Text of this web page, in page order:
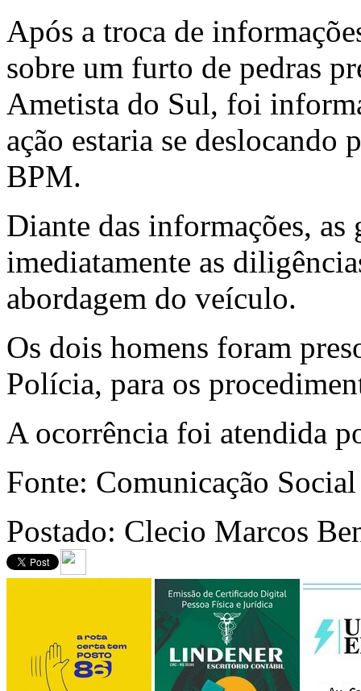
Após a troca de
sobre um furto de pedras
Ametista do Sul, foi
ação estaria se deslocando
BPM.
Diante das informações,
imediatamente as
abordagem do veículo.
Os dois homens foram
Polícia, para os
A ocorrência foi atendida
Fonte: Comunicação
Postado: Clecio Marcos